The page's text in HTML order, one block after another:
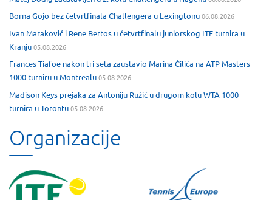
Borna Gojo bez četvrtfinala Challengera u Lexingtonu06.08.2026
Ivan Maraković i Rene Bertos u četvrtfinalu juniorskog ITF turnira u
Kranju05.08.2026
Frances Tiafoe nakon tri seta zaustavio Marina Čilića na ATP Masters
1000 turniru u Montrealu05.08.2026
Madison Keys prejaka za Antoniju Ružić u drugom kolu WTA 1000
turnira u Torontu05.08.2026
Organizacije